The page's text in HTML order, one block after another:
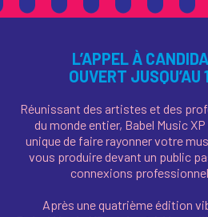
L’APPEL À
OUVERT
Réunissant des artistes et des
du monde entier, Babel Music
unique de faire rayonner votre
vous produire devant un public
connexions
Après une quatrième édition